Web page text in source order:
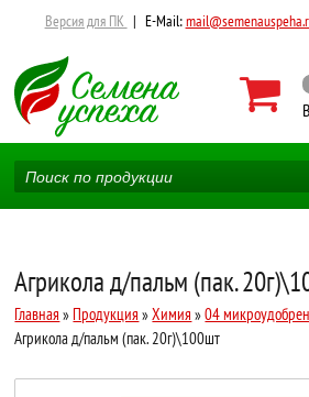
Версия для ПК | E-Mail:
Агрикола д/пальм (пак.
Главная » Продукция »Химия »04
Агрикола д/пальм (пак. 20г)\100шт